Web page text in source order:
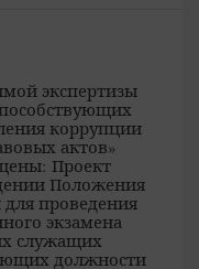
экспертизы
коррупции
актов»
Проект
Положения
проведения
экзамена
служащих
должности